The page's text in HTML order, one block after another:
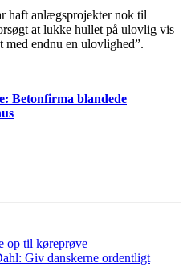
haft anlægsprojekter nok til
at lukke hullet på ulovlig vis
med endnu en ulovlighed”.
Betonfirma blandede
op til køreprøve
Giv danskerne ordentligt